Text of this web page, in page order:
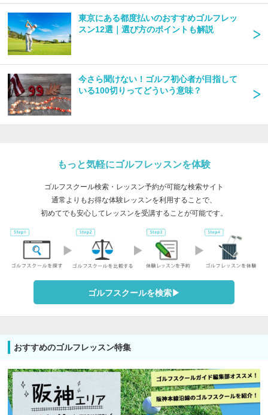
東京にある都度払いのおすすめゴルフレッ
スン12選｜選び方のポイントも解説
今さら聞けない！ゴルフ初心者が目指して
いる100切りってどういう意味？
もっと気軽にゴルフレッスンを体験
ゴルフスクール検索・レッスン予約が可能な検索サイト
通常よりもお得な体験レッスンを利用することで、
初めてでも安心してレッスンを受講することが可能です。
ゴルフスクールを検索▶︎
おすすめのゴルフレッスン特集